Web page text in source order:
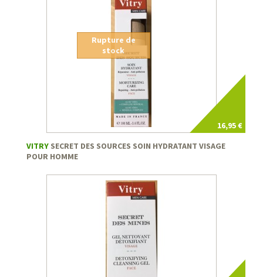
16,95 €
Rupture de
stock
VITRY SECRET DES SOURCES SOIN HYDRATANT VISAGE
POUR HOMME